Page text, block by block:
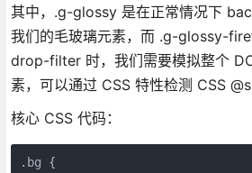
其中，.g-glossy 是在正常情况下
我们的毛玻璃元素，而 .g-glossy-
drop-filter 时，我们需要模拟整个
素，可以通过 CSS 特性检测 CSS
核心 CSS 代码：
.bg {